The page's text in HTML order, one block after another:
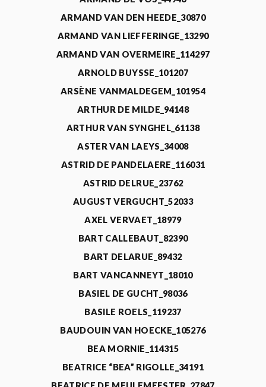
ARMAND VAN DEN HEEDE_30870
ARMAND VAN LIEFFERINGE_13290
ARMAND VAN OVERMEIRE_114297
ARNOLD BUYSSE_101207
ARSÈNE VANMALDEGEM_101954
ARTHUR DE MILDE_94148
ARTHUR VAN SYNGHEL_61138
ASTER VAN LAEYS_34008
ASTRID DE PANDELAERE_116031
ASTRID DELRUE_23762
AUGUST VERGUCHT_52033
AXEL VERVAET_18979
BART CALLEBAUT_82390
BART DELARUE_89432
BART VANCANNEYT_18010
BASIEL DE GUCHT_98036
BASILE ROELS_119237
BAUDOUIN VAN HOECKE_105276
BEA MORNIE_114315
BEATRICE “BEA” RIGOLLE_34191